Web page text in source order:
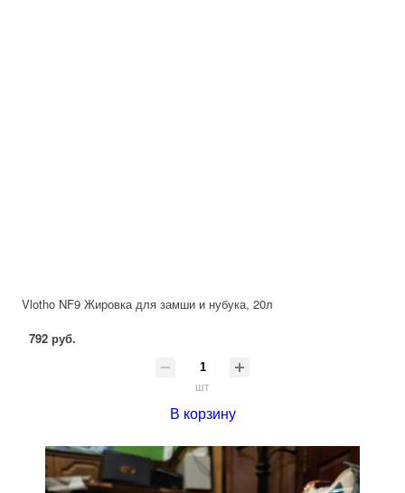
Vlotho NF9 Жировка для замши и нубука, 20л
792 руб.
шт
В корзину